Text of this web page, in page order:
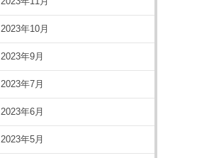
2023年10月
2023年9月
2023年7月
2023年6月
2023年5月